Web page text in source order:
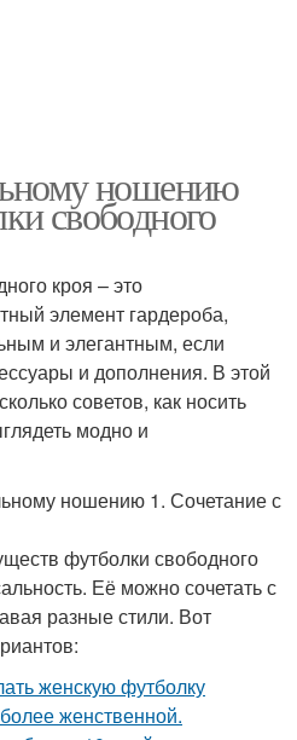
ношению
свободного
кроя – это
элемент гардероба,
и элегантным, если
и дополнения. В этой
советов, как носить
модно и
ношению 1. Сочетание с
футболки свободного
Её можно сочетать с
разные стили. Вот